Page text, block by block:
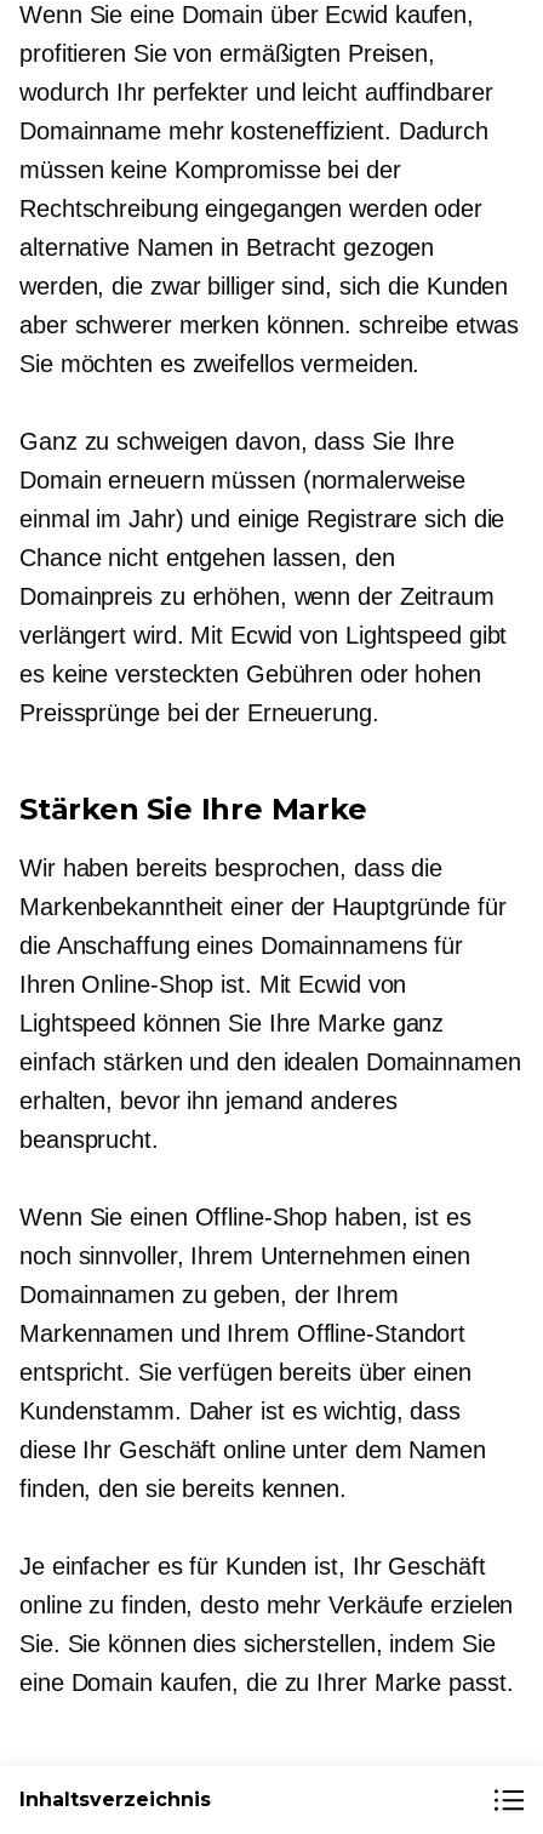
Wenn Sie eine Domain über Ecwid kaufen,
profitieren Sie von ermäßigten Preisen,
wodurch Ihr perfekter und leicht auffindbarer
Domainname mehr kosteneffizient. Dadurch
müssen keine Kompromisse bei der
Rechtschreibung eingegangen werden oder
alternative Namen in Betracht gezogen
werden, die zwar billiger sind, sich die Kunden
aber schwerer merken können.schreibe etwas
Sie möchten es zweifellos vermeiden.
Ganz zu schweigen davon, dass Sie Ihre
Domain erneuern müssen (normalerweise
einmal im Jahr) und einige Registrare sich die
Chance nicht entgehen lassen, den
Domainpreis zu erhöhen, wenn der Zeitraum
verlängert wird. Mit Ecwid von Lightspeed gibt
es keine versteckten Gebühren oder hohen
Preissprünge bei der Erneuerung.
Stärken Sie Ihre Marke
Wir haben bereits besprochen, dass die
Markenbekanntheit einer der Hauptgründe für
die Anschaffung eines Domainnamens für
Ihren Online-Shop ist. Mit Ecwid von
Lightspeed können Sie Ihre Marke ganz
einfach stärken und den idealen Domainnamen
erhalten, bevor ihn jemand anderes
beansprucht.
Wenn Sie einen Offline-Shop haben, ist es
noch sinnvoller, Ihrem Unternehmen einen
Domainnamen zu geben, der Ihrem
Markennamen und Ihrem Offline-Standort
entspricht. Sie verfügen bereits über einen
Kundenstamm. Daher ist es wichtig, dass
diese Ihr Geschäft online unter dem Namen
finden, den sie bereits kennen.
Je einfacher es für Kunden ist, Ihr Geschäft
online zu finden, desto mehr Verkäufe erzielen
Sie. Sie können dies sicherstellen, indem Sie
eine Domain kaufen, die zu Ihrer Marke passt.
Inhaltsverzeichnis